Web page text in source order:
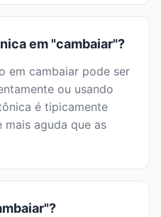
em "cambaiar"?
em cambaiar pode ser
ou usando
é tipicamente
aguda que as